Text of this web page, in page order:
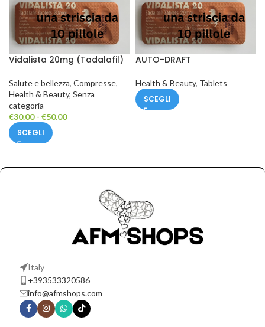
Vidalista 20mg (Tadalafil)
pillole
Salute e bellezza, Compresse,
Health & Beauty, Senza
categoria
€30.00 - €50.00
SCEGLI
AUTO-DRAFT
Health & Beauty, Tablets
SCEGLI
Italy
+393533320586
info@afmshops.com